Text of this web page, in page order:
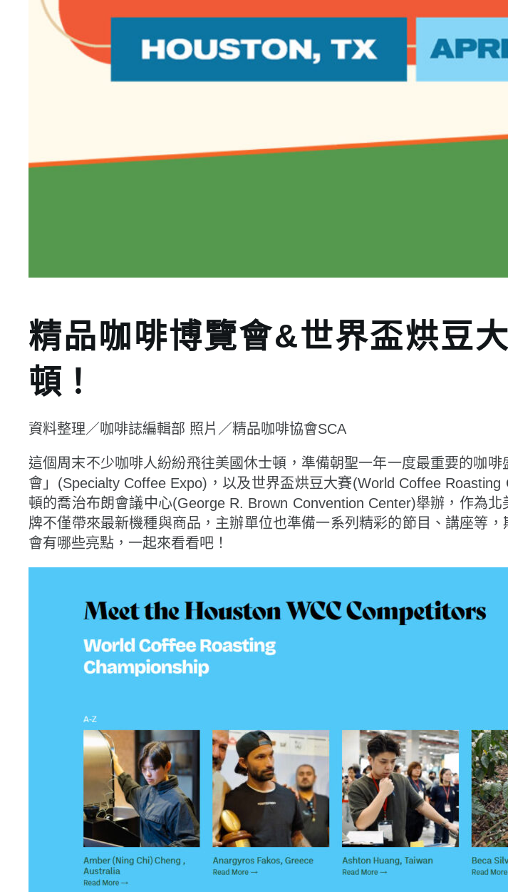
精品咖啡博覽會&世界盃烘豆
頓！
資料整理／咖啡誌編輯部 照片／精品咖啡協會SCA
這個周末不少咖啡人紛紛飛往美國休士頓，準備朝聖一年一度最重要的咖
會」(Specialty Coffee Expo)，以及世界盃烘豆大賽(World Coffee
頓的喬治布朗會議中心(George R. Brown Convention Center)舉辦，作為
牌不僅帶來最新機種與商品，主辦單位也準備一系列精彩的節目、講座等
會有哪些亮點，一起來看看吧！